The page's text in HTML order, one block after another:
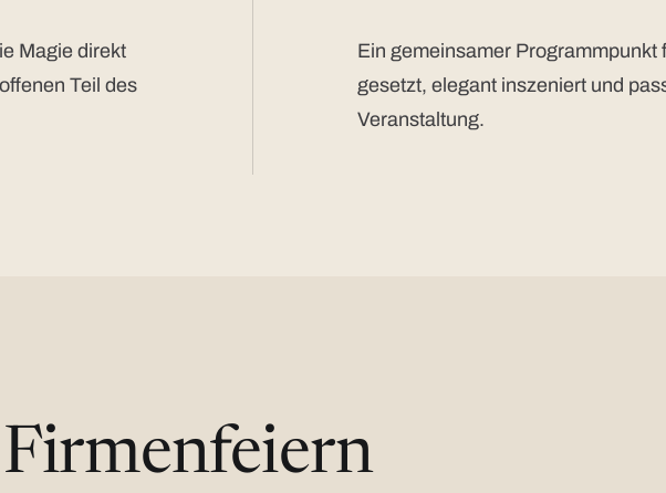
Magie direkt
Teil des
Ein gemeinsamer Programmpunkt
gesetzt, elegant inszeniert und
Veranstaltung.